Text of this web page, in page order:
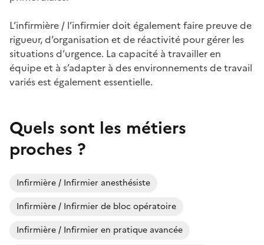
L’infirmière / l’infirmier doit également faire preuve de
rigueur, d’organisation et de réactivité pour gérer les
situations d’urgence. La capacité à travailler en
équipe et à s’adapter à des environnements de travail
variés est également essentielle.
Quels sont les métiers
proches ?
Infirmière / Infirmier anesthésiste
Infirmière / Infirmier de bloc opératoire
Infirmière / Infirmier en pratique avancée